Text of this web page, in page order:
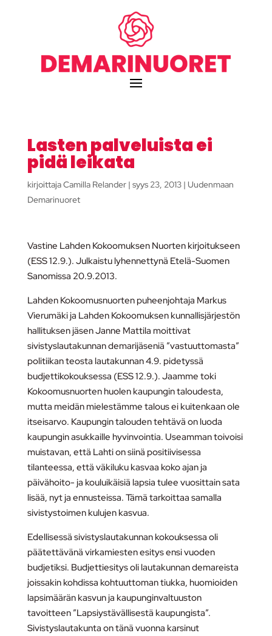
Lasten palveluista ei
pidä leikata
kirjoittajaCamilla Relander| syys 23, 2013| Uudenmaan
Demarinuoret
Vastine Lahden Kokoomuksen Nuorten kirjoitukseen
(ESS 12.9.). Julkaistu lyhennettynä Etelä-Suomen
Sanomissa 20.9.2013.
Lahden Kokoomusnuorten puheenjohtaja Markus
Vierumäki ja Lahden Kokoomuksen kunnallisjärjestön
hallituksen jäsen Janne Mattila moittivat
sivistyslautakunnan demarijäseniä ”vastuuttomasta”
politiikan teosta lautakunnan 4.9. pidetyssä
budjettikokouksessa (ESS 12.9.). Jaamme toki
Kokoomusnuorten huolen kaupungin taloudesta,
mutta meidän mielestämme talous ei kuitenkaan ole
itseisarvo. Kaupungin talouden tehtävä on luoda
kaupungin asukkaille hyvinvointia. Useamman toivoisi
muistavan, että Lahti on siinä positiivisessa
tilanteessa, että väkiluku kasvaa koko ajan ja
päivähoito- ja kouluikäisiä lapsia tulee vuosittain sata
lisää, nyt ja ennusteissa. Tämä tarkoittaa samalla
sivistystoimen kulujen kasvua.
Edellisessä sivistyslautakunnan kokouksessa oli
päätettävänä virkamiesten esitys ensi vuoden
budjetiksi. Budjettiesitys oli lautakunnan demareista
joissakin kohdissa kohtuuttoman tiukka, huomioiden
lapsimäärän kasvun ja kaupunginvaltuuston
tavoitteen ”Lapsiystävällisestä kaupungista”.
Sivistyslautakunta on tänä vuonna karsinut